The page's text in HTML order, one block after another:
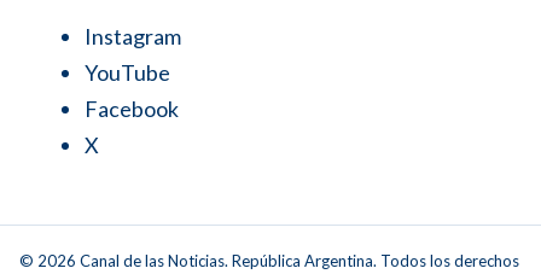
Instagram
YouTube
Facebook
X
© 2026 Canal de las Noticias. República Argentina. Todos los derechos